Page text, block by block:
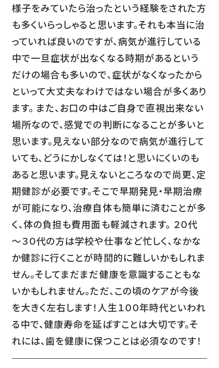
様子をみていたら治ったという経験をされた方
も多くいらっしゃると思います。それも本当に治
っていれば良いのですが、病気が進行している
中で一旦症状が出なくなる時期があるという
だけの場合も多いので、症状がなくなったから
といって大丈夫なわけではない場合が多くあり
ます。 また、お口の中はご自身で直視出来ない
場所なので、感覚での判断になることが多いと
思います。見えない部分なので病気が進行して
いても、どうにかしなくては！と思いにくいのも
あると思います。見えないところなので尚更、定
期健診が必要です。そこで早期発見・早期治療
が可能になり、治療自体も簡単に済むことが多
く、体の負担も費用面も軽減されます。 ２０代
～３０代の方は学校や仕事など忙しく、なかな
か健診に行くことが時間的に難しいかもしれま
せん。そしてまだまだ健康を意識することもな
いかもしれません。ただ、この頃のケアが今後
を大きく左右します！人生１００年時代といわれ
る中で、健康寿命を延ばすことは大切です。そ
れには、歯を健康に保つことは必須なのです！